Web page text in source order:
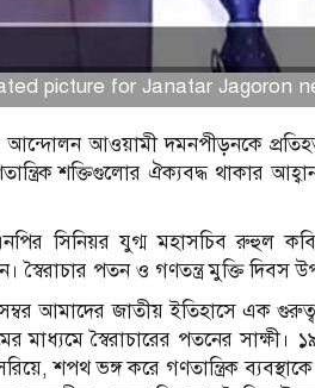
picture for Janatar Jagoron
আওয়ামী দমনপীড়নকে প্রতিহত
শক্তিগুলোর ঐক্যবদ্ধ থাকার
সিনিয়র যুগ্ম মহাসচিব রুহুল
স্বৈরাচার পতন ও গণতন্ত্র মুক্তি দিবস
আমাদের জাতীয় ইতিহাসে এক
মাধ্যমে স্বৈরাচারের পতনের
শপথ ভঙ্গ করে গণতান্ত্রিক